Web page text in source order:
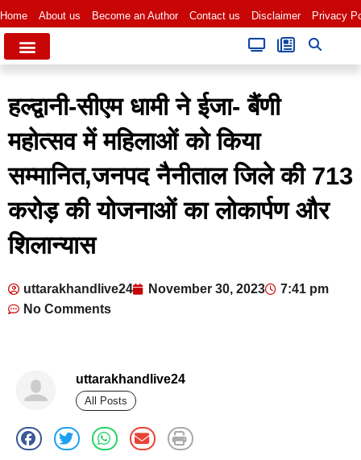
Home About us Become an Author Contact us Disclaimer Privacy
हल्द्वानी-सीएम धामी ने ईजा- बैंणी
महोत्सव में महिलाओं को किया
सम्मानित,जनपद नैनीताल जिले की 713
करोड़ की योजनाओं का लोकार्पण और
शिलान्यास
uttarakhandlive24 November 30, 2023
7:41 pm
No Comments
uttarakhandlive24
All Posts